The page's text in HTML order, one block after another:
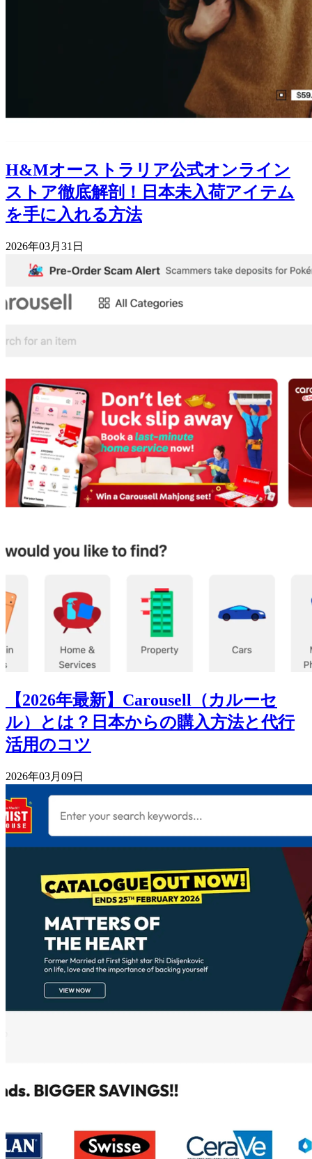
H&Mオーストラリア公式オンライン
ストア徹底解剖！日本未入荷アイテム
を手に入れる方法
2026年03月31日
【2026年最新】Carousell（カルーセ
ル）とは？日本からの購入方法と代行
活用のコツ
2026年03月09日